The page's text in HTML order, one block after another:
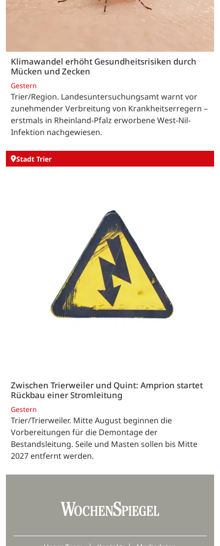
Klimawandel erhöht Gesundheitsrisiken durch
Mücken und Zecken
Gestern
Trier/Region. Landesuntersuchungsamt warnt vor
zunehmender Verbreitung von Krankheitserregern –
erstmals in Rheinland-Pfalz erworbene West-Nil-
Infektion nachgewiesen.
Stadt Trier
Zwischen Trierweiler und Quint: Amprion startet
Rückbau einer Stromleitung
Gestern
Trier/Trierweiler. Mitte August beginnen die
Vorbereitungen für die Demontage der
Bestandsleitung. Seile und Masten sollen bis Mitte
2027 entfernt werden.